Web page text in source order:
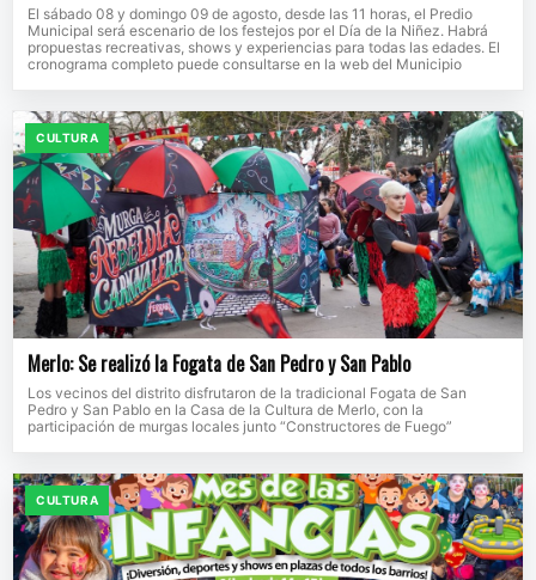
El sábado 08 y domingo 09 de agosto, desde las 11 horas, el Predio
Municipal será escenario de los festejos por el Día de la Niñez. Habrá
propuestas recreativas, shows y experiencias para todas las edades. El
cronograma completo puede consultarse en la web del Municipio
CULTURA
Merlo: Se realizó la Fogata de San Pedro y San Pablo
Los vecinos del distrito disfrutaron de la tradicional Fogata de San
Pedro y San Pablo en la Casa de la Cultura de Merlo, con la
participación de murgas locales junto “Constructores de Fuego”
CULTURA